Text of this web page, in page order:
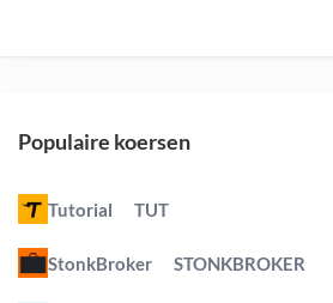
Populaire koersen
Tutorial TUT
StonkBroker STONKBROKER